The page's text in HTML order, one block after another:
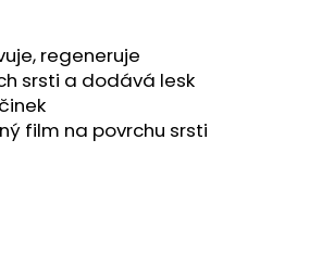
regeneruje
srsti a dodává lesk
film na povrchu srsti
HLEDAT